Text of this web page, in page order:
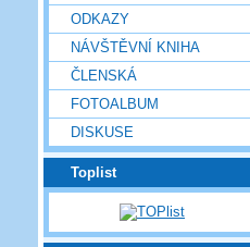
ODKAZY
NÁVŠTĚVNÍ KNIHA
ČLENSKÁ
FOTOALBUM
DISKUSE
Toplist